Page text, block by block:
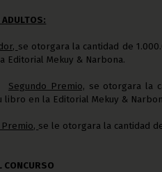
se otorgara la cantidad de
Editorial Mekuy & Narbona.
Segundo Premio, se otorgara la
libro en la Editorial Mekuy &
se le otorgara la cantidad
CONCURSO